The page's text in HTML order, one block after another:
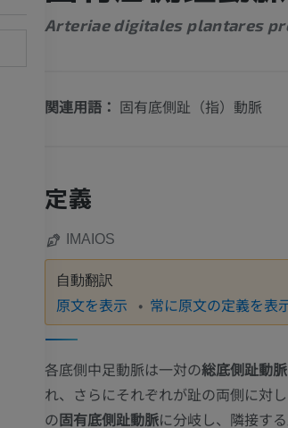
Arteriae digitales plantares
関連用語： 固有底側趾（指）動脈
定義
IMAIOS
自動翻訳
原文を表示 常に原文の定義を表
各底側中足動脈は一対の総底側趾動脈
れ、さらにそれぞれが趾の両側に対
の固有底側趾動脈に分岐し、隣接す